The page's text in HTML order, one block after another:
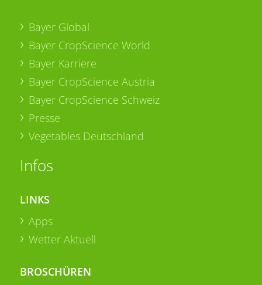
Bayer Global
Bayer CropScience World
Bayer Karriere
Bayer CropScience Austria
Bayer CropScience Schweiz
Presse
Vegetables Deutschland
Infos
LINKS
Apps
Wetter Aktuell
BROSCHÜREN